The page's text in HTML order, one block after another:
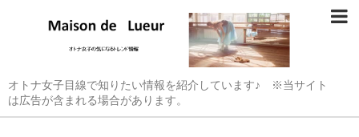
オトナ女子目線で知りたい情報を紹介しています♪ ※当サイト
は広告が含まれる場合があります。